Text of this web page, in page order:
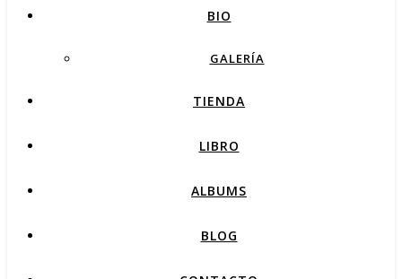
BIO
GALERÍA
TIENDA
LIBRO
ALBUMS
BLOG